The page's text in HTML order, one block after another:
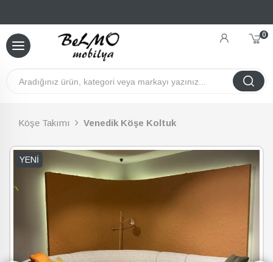
0
Köşe Takımı Venedik Köşe Koltuk
YENI